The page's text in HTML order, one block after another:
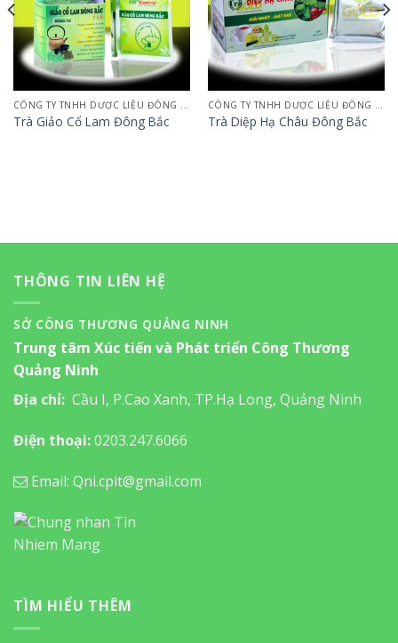
CÔNG TY TNHH DƯỢC LIỆU ĐÔNG BẮC
Trà Giảo Cổ Lam Đông Bắc
CÔNG TY TNHH DƯỢC LIỆU ĐÔNG BẮC
Trà Diệp Hạ Châu Đông Bắc
THÔNG TIN LIÊN HỆ
SỞ CÔNG THƯƠNG QUẢNG NINH
Trung tâm Xúc tiến và Phát triển Công Thương
Quảng Ninh
Địa chỉ: Cầu I, P.Cao Xanh, TP.Hạ Long, Quảng Ninh
Điện thoại:0203.247.6066
Email: Qni.cpit@gmail.com
TÌM HIỂU THÊM